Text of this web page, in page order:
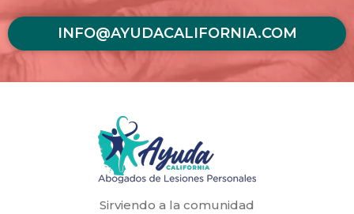
INFO@AYUDACALIFORNIA.COM
Sirviendo a la comunidad